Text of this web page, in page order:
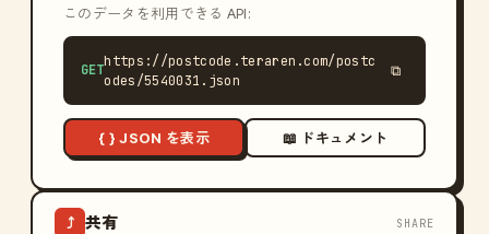
このデータを利用できる API:
GET
https://postcode.teraren.com/postc
odes/5540031.json
⧉
{ } JSON を表示 📖 ドキュメント
⤴ 共有 SHARE